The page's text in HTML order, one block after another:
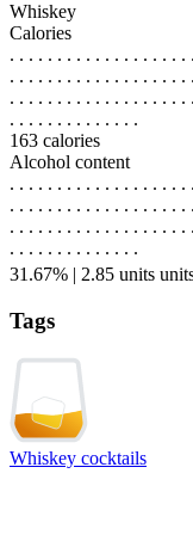
Whiskey
Calories
. . . . . . . . . . . . . . . . . .
. . . . . . . . . . . . . . . . . .
. . . . . . . . . . . . . . . . . .
. . . . . . . . . . . . . .
163 calories
Alcohol content
. . . . . . . . . . . . . . . . . .
. . . . . . . . . . . . . . . . . .
. . . . . . . . . . . . . . . . . .
. . . . . . . . . . . . . .
31.67% | 2.85 units
Tags
Whiskey cocktails